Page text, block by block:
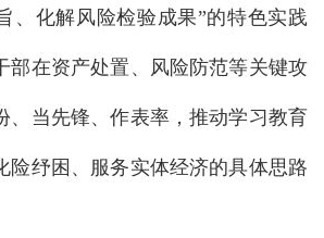
、化解风险检验成果”的特色实践
部在资产处置、风险防范等关键攻
、当先锋、作表率，推动学习教育
险纾困、服务实体经济的具体思路